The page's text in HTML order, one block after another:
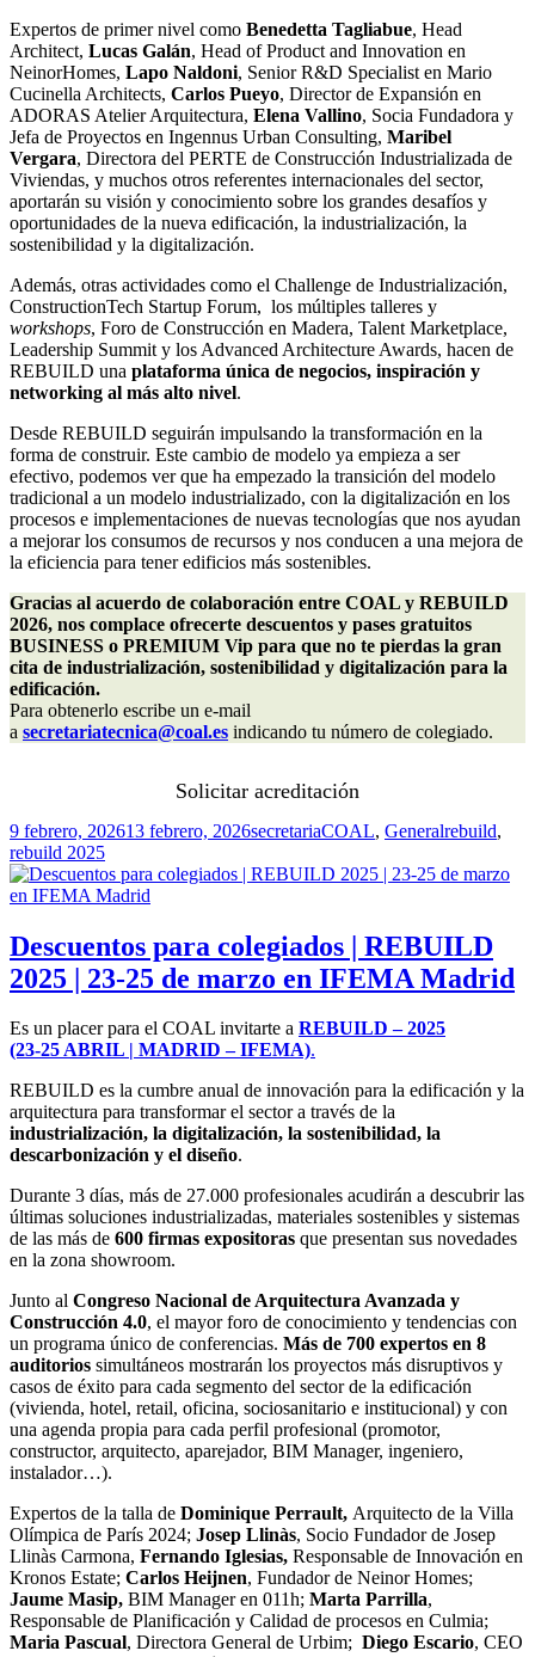
Expertos de primer nivel como Benedetta Tagliabue, Head
Architect, Lucas Galán, Head of Product and Innovation en
NeinorHomes, Lapo Naldoni, Senior R&D Specialist en Mario
Cucinella Architects, Carlos Pueyo, Director de Expansión en
ADORAS Atelier Arquitectura, Elena Vallino, Socia Fundadora y
Jefa de Proyectos en Ingennus Urban Consulting, Maribel
Vergara, Directora del PERTE de Construcción Industrializada de
Viviendas, y muchos otros referentes internacionales del sector,
aportarán su visión y conocimiento sobre los grandes desafíos y
oportunidades de la nueva edificación, la industrialización, la
sostenibilidad y la digitalización.
Además, otras actividades como el Challenge de Industrialización,
ConstructionTech Startup Forum, los múltiples talleres y
workshops, Foro de Construcción en Madera, Talent Marketplace,
Leadership Summit y los Advanced Architecture Awards, hacen de
REBUILD una plataforma única de negocios, inspiración y
networking al más alto nivel.
Desde REBUILD seguirán impulsando la transformación en la
forma de construir. Este cambio de modelo ya empieza a ser
efectivo, podemos ver que ha empezado la transición del modelo
tradicional a un modelo industrializado, con la digitalización en los
procesos e implementaciones de nuevas tecnologías que nos ayudan
a mejorar los consumos de recursos y nos conducen a una mejora de
la eficiencia para tener edificios más sostenibles.
Gracias al acuerdo de colaboración entre COAL y REBUILD
2026, nos complace ofrecerte descuentos y pases gratuitos
BUSINESS o PREMIUM Vip para que no te pierdas la gran
cita de industrialización, sostenibilidad y digitalización para la
edificación.
Para obtenerlo escribe un e-mail
a secretariatecnica@coal.es indicando tu número de colegiado.
Solicitar acreditación
Publicado
el
9 febrero, 202613 febrero, 2026Autor
secretariaCategorías
COAL, GeneralEtiquetas
rebuild,
rebuild 2025
Descuentos para colegiados | REBUILD
2025 | 23-25 de marzo en IFEMA Madrid
Es un placer para el COAL invitarte a REBUILD – 2025
(23-25 ABRIL | MADRID – IFEMA).
REBUILD es la cumbre anual de innovación para la edificación y la
arquitectura para transformar el sector a través de la
industrialización, la digitalización, la sostenibilidad, la
descarbonización y el diseño.
Durante 3 días, más de 27.000 profesionales acudirán a descubrir las
últimas soluciones industrializadas, materiales sostenibles y sistemas
de las más de 600 firmas expositoras que presentan sus novedades
en la zona showroom.
Junto al Congreso Nacional de Arquitectura Avanzada y
Construcción 4.0, el mayor foro de conocimiento y tendencias con
un programa único de conferencias. Más de 700 expertos en 8
auditorios simultáneos mostrarán los proyectos más disruptivos y
casos de éxito para cada segmento del sector de la edificación
(vivienda, hotel, retail, oficina, sociosanitario e institucional) y con
una agenda propia para cada perfil profesional (promotor,
constructor, arquitecto, aparejador, BIM Manager, ingeniero,
instalador…).
Expertos de la talla de Dominique Perrault, Arquitecto de la Villa
Olímpica de París 2024; Josep Llinàs, Socio Fundador de Josep
Llinàs Carmona, Fernando Iglesias, Responsable de Innovación en
Kronos Estate; Carlos Heijnen, Fundador de Neinor Homes;
Jaume Masip, BIM Manager en 011h; Marta Parrilla,
Responsable de Planificación y Calidad de procesos en Culmia;
Maria Pascual, Directora General de Urbim; Diego Escario, CEO